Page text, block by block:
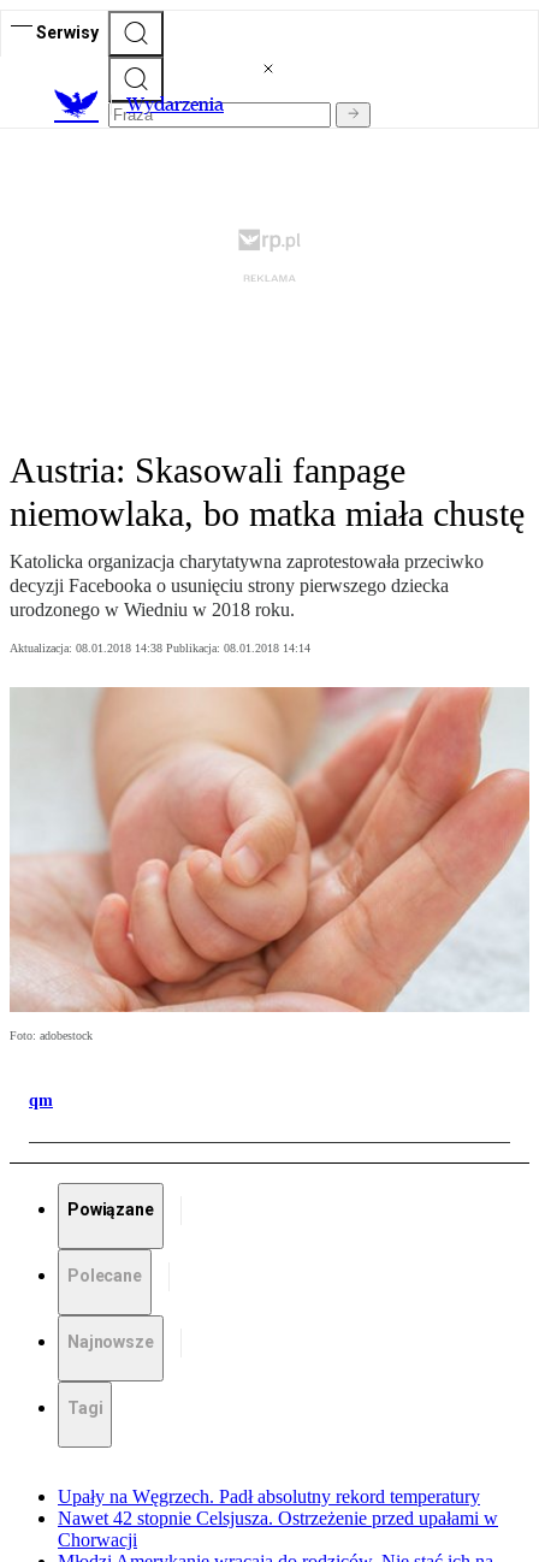
Serwisy
Wydarzenia
Austria: Skasowali fanpage
niemowlaka, bo matka miała chustę
Katolicka organizacja charytatywna zaprotestowała przeciwko
decyzji Facebooka o usunięciu strony pierwszego dziecka
urodzonego w Wiedniu w 2018 roku.
Aktualizacja: 08.01.2018 14:38 Publikacja: 08.01.2018 14:14
Foto: adobestock
qm
Powiązane
Polecane
Najnowsze
Tagi
Upały na Węgrzech. Padł absolutny rekord temperatury
Nawet 42 stopnie Celsjusza. Ostrzeżenie przed upałami w
Chorwacji